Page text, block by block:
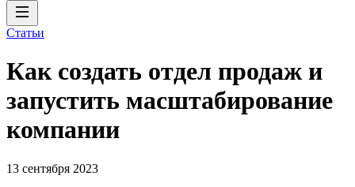
Статьи
Как создать отдел продаж и
запустить масштабирование
компании
13 сентября 2023